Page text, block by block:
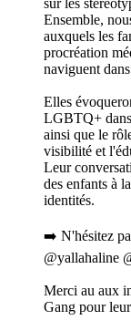
sur les
Ensemble,
auxquels les
procréation
naviguent
Elles
LGBTQ+ dans
ainsi que le
visibilité et
Leur
des enfants à
identités.
➡️ N'hésitez
@yallahaline
Merci au aux
Gang pour